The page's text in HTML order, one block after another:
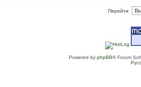
Перейти:
Powered by phpBB® Forum